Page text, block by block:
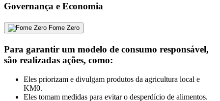
Governança e Economia
Fome Zero
Para garantir um modelo de consumo responsável,
são realizadas ações, como:
Eles priorizam e divulgam produtos da agricultura local e
KM0.
Eles tomam medidas para evitar o desperdício de alimentos.